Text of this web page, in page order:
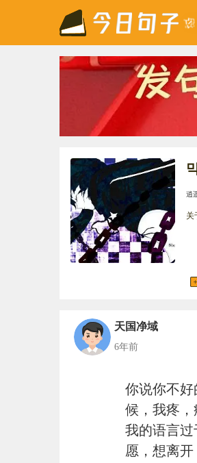
逍
关
天国净域
6年前
你说你不
候，我疼，
我的语言
愿，想离开